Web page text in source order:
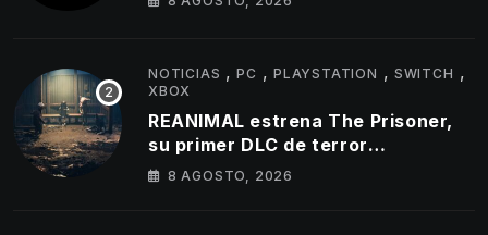
NOTICIAS ,PC ,PLAYSTATION , SWITCH ,
XBOX
REANIMAL estrena The Prisoner,
su primer DLC de terror
cooperativo
8 AGOSTO, 2026